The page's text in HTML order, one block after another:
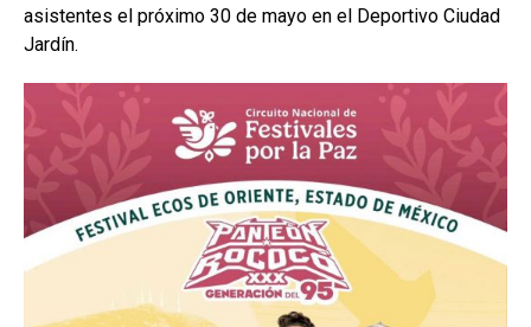
asistentes el próximo 30 de mayo en el Deportivo Ciudad
Jardín.